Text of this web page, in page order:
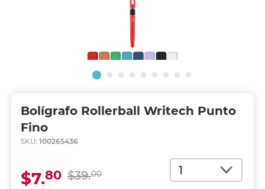
Bolígrafo Rollerball Writech Punto
Fino
SKU: 100265436
Cantidad
$39.00
$7.80